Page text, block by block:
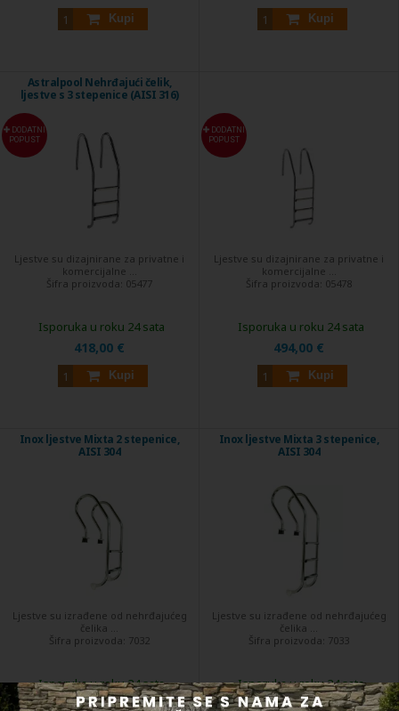
Kupi Kupi
Astralpool Nehrđajući čelik,
ljestve s 3 stepenice (AISI 316)
DODATNI
POPUST
Ljestve su dizajnirane za privatne i
komercijalne ...
Šifra proizvoda: 05477
418,00 €
Kupi
Isporuka u roku 24 sata
DODATNI
POPUST
Ljestve su dizajnirane za privatne i
komercijalne ...
Šifra proizvoda: 05478
494,00 €
Kupi
Isporuka u roku 24 sata
Inox ljestve Mixta 2 stepenice,
AISI 304
Ljestve su izrađene od nehrđajućeg
čelika ...
Šifra proizvoda: 7032
212,80 €
Isporuka u roku 24 sata
Inox ljestve Mixta 3 stepenice,
AISI 304
Ljestve su izrađene od nehrđajućeg
čelika ...
Šifra proizvoda: 7033
239,40 €
Isporuka u roku 24 sata